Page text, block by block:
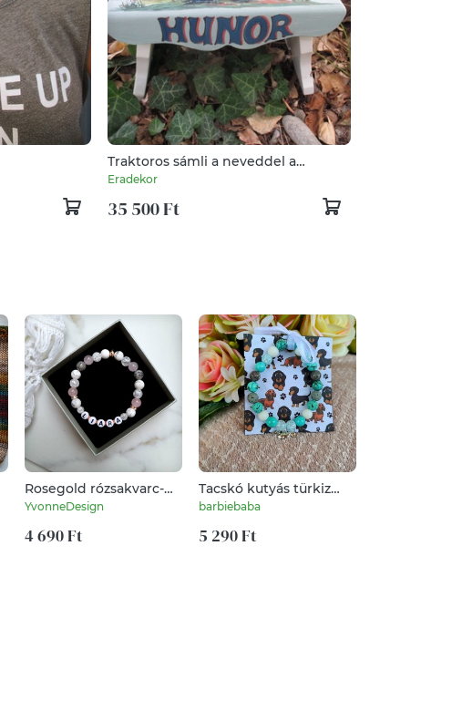
Traktoros sámli a neveddel a
keresztelődre
Eradekor
35 500 Ft
Rosegold rózsakvarc-
hegyikristály
ásványkarkötő névvel
YvonneDesign
4 690 Ft
Tacskó kutyás türkiz
karkötő
barbiebaba
5 290 Ft